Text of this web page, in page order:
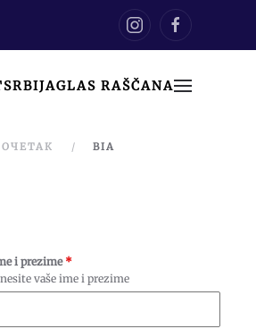
SRBIJAGLAS RAŠČANA
BIA
i prezime*
vaše ime i prezime